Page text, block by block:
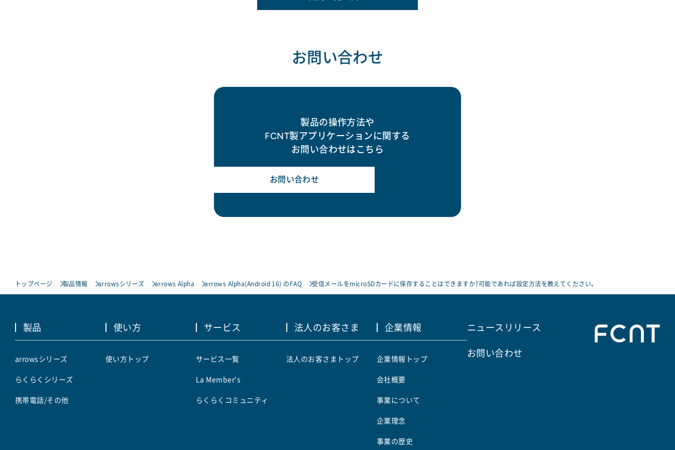
お問い合わせ
製品の操作方法や
FCNT製アプリケーションに関する
お問い合わせはこちら
お問い合わせ
トップページ 製品情報 arrowsシリーズ arrows Alpha arrows Alpha(Android 16) のFAQ 受信メールをmicroSDカードに保存することはできますか?可能であれば設定方法を教えてください。
製品
arrowsシリーズ
らくらくシリーズ
携帯電話/その他
使い方
使い方トップ
サービス
サービス一覧
La Member's
らくらくコミュニティ
法人のお客さま
法人のお客さまトップ
企業情報
企業情報トップ
会社概要
事業について
企業理念
事業の歴史
ニュースリリース
お問い合わせ